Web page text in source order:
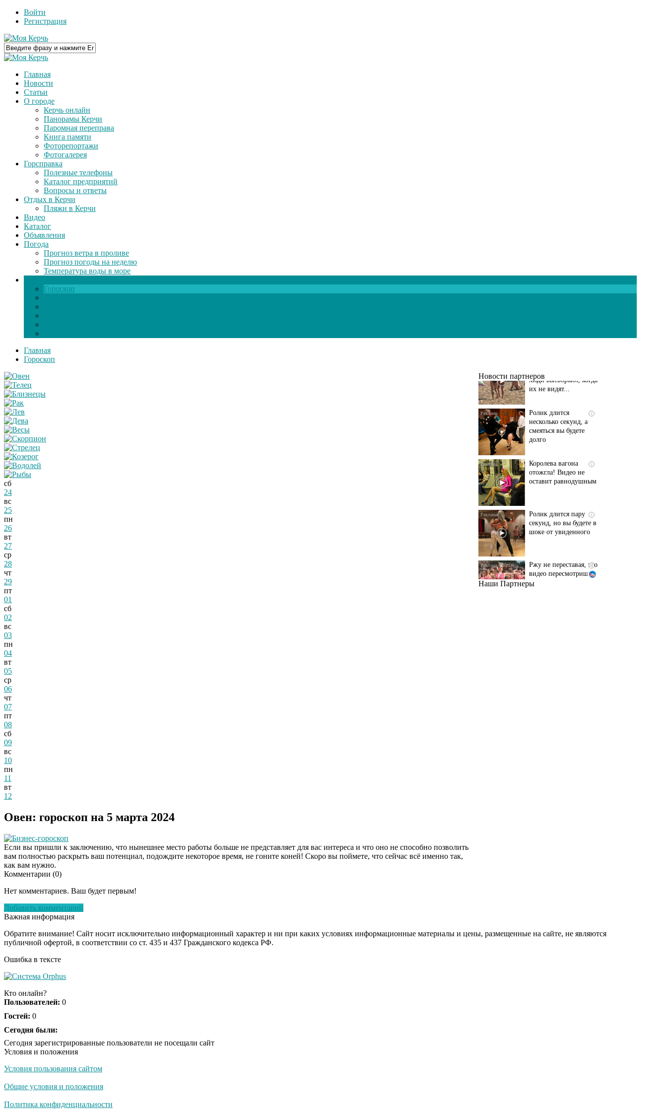
Войти
Регистрация
Главная
Новости
Статьи
О городе
Керчь онлайн
Панорамы Керчи
Паромная переправа
Книга памяти
Фоторепортажи
Фотогалерея
Горсправка
Полезные телефоны
Каталог предприятий
Вопросы и ответы
Отдых в Керчи
Пляжи в Керчи
Видео
Каталог
Объявления
Погода
Прогноз ветра в проливе
Прогноз погоды на неделю
Температура воды в море
Гороскоп
Главная
Гороскоп
сб
24
вс
25
пн
26
вт
27
ср
28
чт
29
пт
01
сб
02
вс
03
пн
04
вт
05
ср
06
чт
07
пт
08
сб
09
вс
10
пн
11
вт
12
Овен: гороскоп на 5 марта 2024
Бизнес-гороскоп
Если вы пришли к заключению, что нынешнее место работы больше не представляет для вас интереса и что оно не способно позволить
вам полностью раскрыть ваш потенциал, подождите некоторое время, не гоните коней! Скоро вы поймете, что сейчас всё именно так,
как вам нужно.
Комментарии (0)
Нет комментариев. Ваш будет первым!
Добавить комментарий
Новости партнеров
i
Ролик длится
несколько секунд, а
долго
Королева вагона
отожгла! Видео не
Ролик длится пару
Ржу не переставая, это
Этот танец невесты
Наши Партнеры
Важная информация
Обратите внимание! Сайт носит исключительно информационный характер и ни при каких условиях информационные материалы и цены, размещенные на сайте, не являются
публичной офертой, в соответствии со ст. 435 и 437 Гражданского кодекса РФ.
Ошибка в тексте
Кто онлайн?
Пользователей: 0
Гостей: 0
Сегодня были:
Сегодня зарегистрированные пользователи не посещали сайт
Условия и положения
Условия пользования сайтом
Общие условия и положения
Политика конфиденциальности